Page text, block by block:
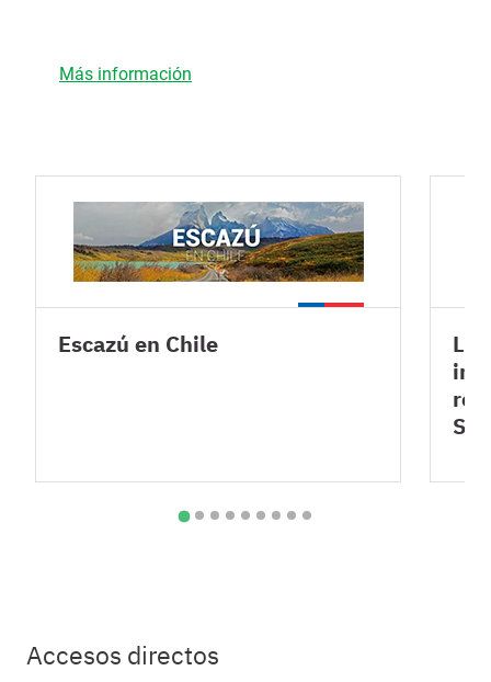
Más información
Escazú en Chile
Accesos directos